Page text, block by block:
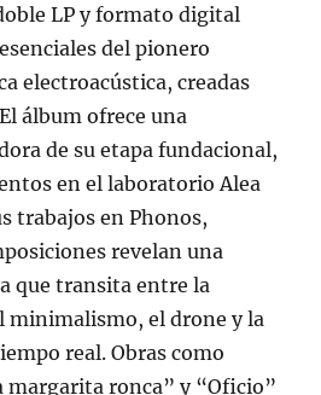
LP y formato digital
del pionero
electroacústica, creadas
álbum ofrece una
de su etapa fundacional,
en el laboratorio Alea
trabajos en Phonos,
revelan una
que transita entre la
minimalismo, el drone y la
real. Obras como
margarita ronca” y “Oficio”